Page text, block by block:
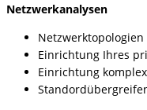
Netzwerkanalysen
Netzwerktopologien
Einrichtung Ihres
Einrichtung